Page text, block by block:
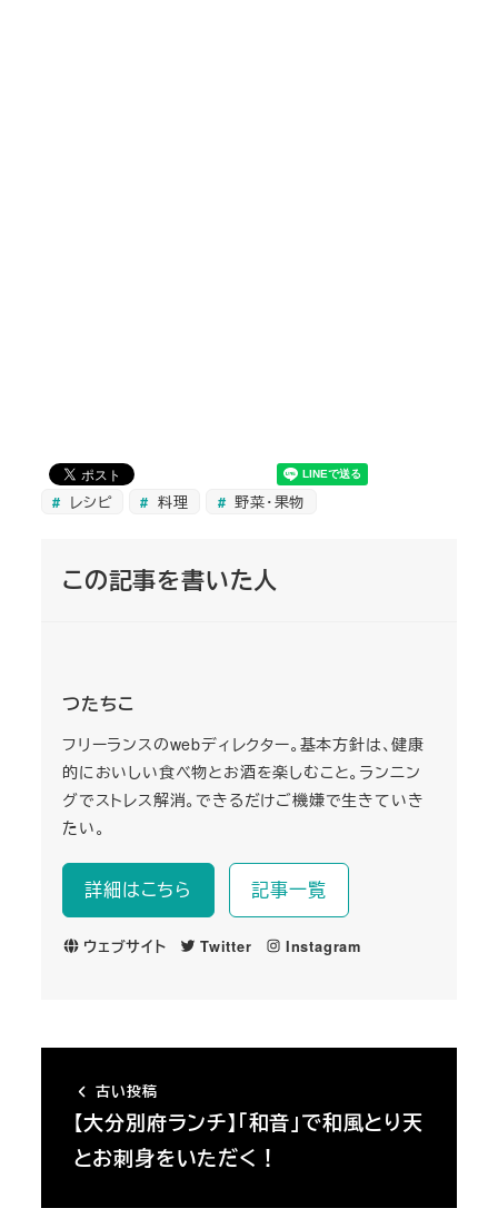
レシピ 料理 野菜・果物
この記事を書いた人
つたちこ
フリーランスのwebディレクター。基本方針は、健康
的においしい食べ物とお酒を楽しむこと。ランニン
グでストレス解消。できるだけご機嫌で生きていき
たい。
詳細はこちら 記事一覧
ウェブサイト Twitter Instagram
古い投稿
【大分別府ランチ】「和音」で和風とり天
とお刺身をいただく！